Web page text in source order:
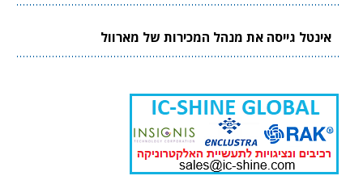
אינטל גייסה את מנהל המכירות של מארוול